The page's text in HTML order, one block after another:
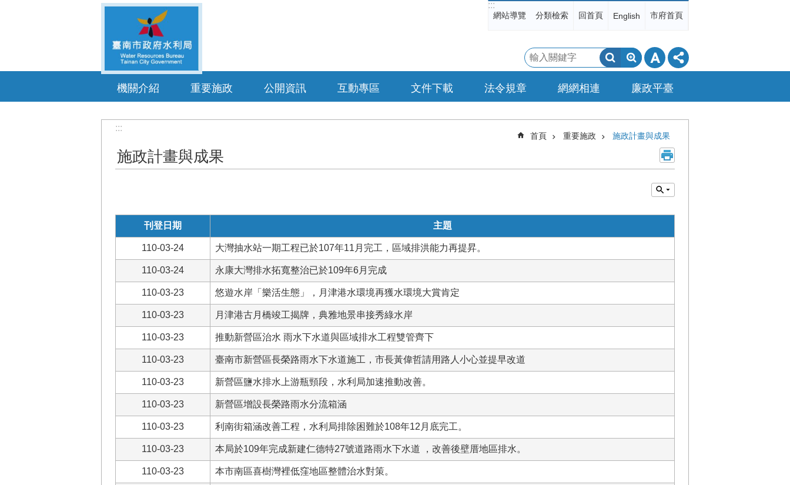
:::
網站導覽 分類檢索 回首頁 English 市府首頁
搜
尋
機關介紹 重要施政 公開資訊 互動專區 文件下載 法令規章 網網相連 廉政平臺
:::
首頁 重要施政 施政計畫與成果
施政計畫與成果
刊登日期 主題
110-03-24 大灣抽水站一期工程已於107年11月完工，區域排洪能力再提昇。
110-03-24 永康大灣排水拓寬整治已於109年6月完成
110-03-23 悠遊水岸「樂活生態」，月津港水環境再獲水環境大賞肯定
110-03-23 月津港古月橋竣工揭牌，典雅地景串接秀綠水岸
110-03-23 推動新營區治水 雨水下水道與區域排水工程雙管齊下
110-03-23 臺南市新營區長榮路雨水下水道施工，市長黃偉哲請用路人小心並提早改道
110-03-23 新營區鹽水排水上游瓶頸段，水利局加速推動改善。
110-03-23 新營區增設長榮路雨水分流箱涵
110-03-23 利南街箱涵改善工程，水利局排除困難於108年12月底完工。
110-03-23 本局於109年完成新建仁德特27號道路雨水下水道 ，改善後壁厝地區排水。
110-03-23 本市南區喜樹灣裡低窪地區整體治水對策。